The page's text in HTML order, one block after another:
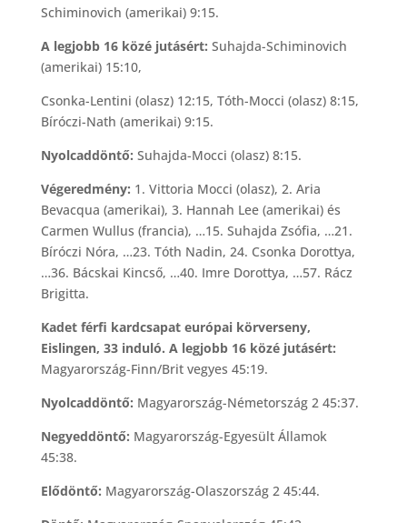
Schiminovich (amerikai) 9:15.
A legjobb 16 közé jutásért: Suhajda-Schiminovich
(amerikai) 15:10,
Csonka-Lentini (olasz) 12:15, Tóth-Mocci (olasz) 8:15,
Bíróczi-Nath (amerikai) 9:15.
Nyolcaddöntő: Suhajda-Mocci (olasz) 8:15.
Végeredmény: 1. Vittoria Mocci (olasz), 2. Aria
Bevacqua (amerikai), 3. Hannah Lee (amerikai) és
Carmen Wullus (francia), …15. Suhajda Zsófia, …21.
Bíróczi Nóra, …23. Tóth Nadin, 24. Csonka Dorottya,
…36. Bácskai Kincső, …40. Imre Dorottya, …57. Rácz
Brigitta.
Kadet férfi kardcsapat európai körverseny,
Eislingen, 33 induló. A legjobb 16 közé jutásért:
Magyarország-Finn/Brit vegyes 45:19.
Nyolcaddöntő: Magyarország-Németország 2 45:37.
Negyeddöntő: Magyarország-Egyesült Államok
45:38.
Elődöntő: Magyarország-Olaszország 2 45:44.